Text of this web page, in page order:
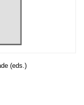
(eds.)